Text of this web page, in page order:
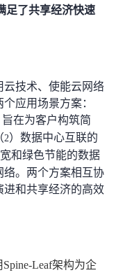
足了共享经济快速
云技术、使能云网络
应用场景方案：
在为客户构筑简
2）数据中心互联的
和绿色节能的数据
络。两个方案相互协
进和共享经济的高效
Spine-Leaf架构为企